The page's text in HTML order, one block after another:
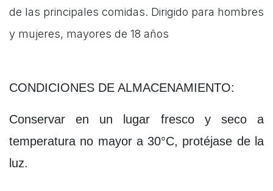
de las principales comidas. Dirigido para hombres
y mujeres, mayores de 18 años
CONDICIONES DE ALMACENAMIENTO:
Conservar en un lugar fresco y seco a
temperatura no mayor a 30°C, protéjase de la
luz.